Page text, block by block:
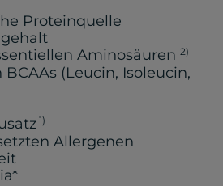
Proteinquelle
Aminosäuren 2)
(Leucin, Isoleucin,
1)
Allergenen